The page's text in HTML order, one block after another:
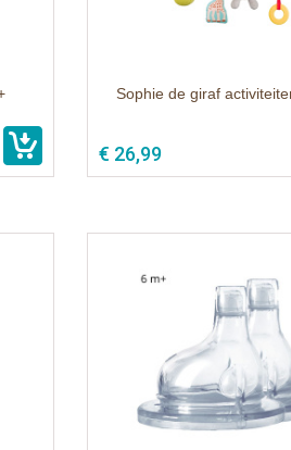
Sophie de giraf
€ 26,99